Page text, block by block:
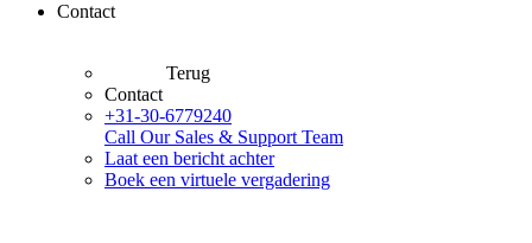
Contact
Terug
Contact
+31-30-6779240
Call Our Sales & Support Team
Laat een bericht achter
Boek een virtuele vergadering